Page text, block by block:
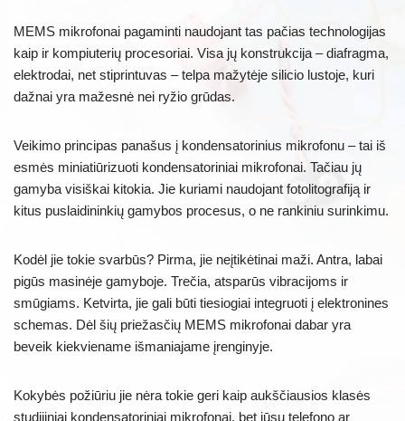
MEMS mikrofonai pagaminti naudojant tas pačias technologijas
kaip ir kompiuterių procesoriai. Visa jų konstrukcija – diafragma,
elektrodai, net stiprintuvas – telpa mažytėje silicio lustoje, kuri
dažnai yra mažesnė nei ryžio grūdas.
Veikimo principas panašus į kondensatorinius mikrofonu – tai iš
esmės miniatiūrizuoti kondensatoriniai mikrofonai. Tačiau jų
gamyba visiškai kitokia. Jie kuriami naudojant fotolitografiją ir
kitus puslaidininkių gamybos procesus, o ne rankiniu surinkimu.
Kodėl jie tokie svarbūs? Pirma, jie neįtikėtinai maži. Antra, labai
pigūs masinėje gamyboje. Trečia, atsparūs vibracijoms ir
smūgiams. Ketvirta, jie gali būti tiesiogiai integruoti į elektronines
schemas. Dėl šių priežasčių MEMS mikrofonai dabar yra
beveik kiekviename išmaniajame įrenginyje.
Kokybės požiūriu jie nėra tokie geri kaip aukščiausios klasės
studijiniai kondensatoriniai mikrofonai, bet jūsų telefono ar